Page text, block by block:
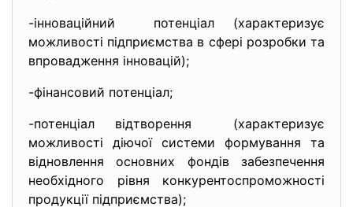
-інноваційний потенціал (характеризує
можливості підприємства в сфері розробки та
впровадження інновацій);
-фінансовий потенціал;
-потенціал відтворення (характеризує
можливості діючої системи формування та
відновлення основних фондів забезпечення
необхідного рівня конкурентоспроможності
продукції підприємства);